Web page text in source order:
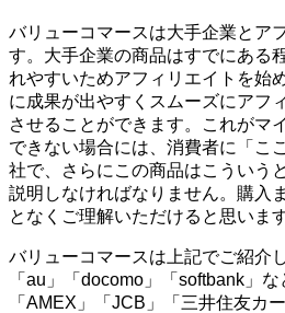
バリューコマースは大手企業とア
す。大手企業の商品はすでにある
れやすいためアフィリエイトを始
に成果が出やすくスムーズにアフ
させることができます。これがマ
できない場合には、消費者に「こ
社で、さらにこの商品はこういう
説明しなければなりません。購入
となくご理解いただけると思います
バリューコマースは上記でご紹介
「au」「docomo」「softbank」
「AMEX」「JCB」「三井住友カ